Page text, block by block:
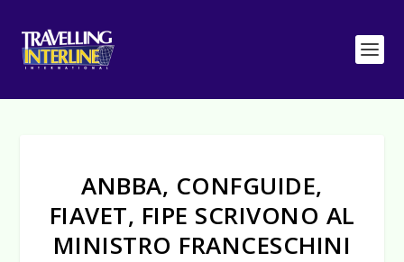
ANBBA, CONFGUIDE,
FIAVET, FIPE SCRIVONO AL
MINISTRO FRANCESCHINI